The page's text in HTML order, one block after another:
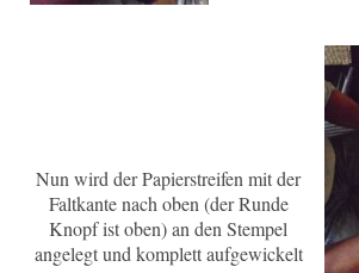
Nun wird der Papierstreifen mit der
Faltkante nach oben (der Runde
Knopf ist oben) an den Stempel
angelegt und komplett aufgewickelt